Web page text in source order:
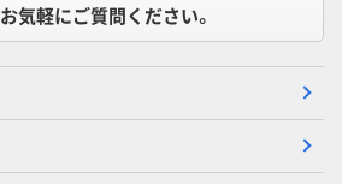
お気軽にご質問ください。